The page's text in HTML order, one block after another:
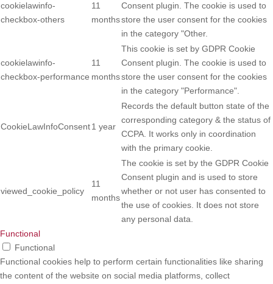
cookielawinfo-
checkbox-others
11
months
Consent plugin. The cookie is used to
store the user consent for the cookies
in the category "Other.
cookielawinfo-
checkbox-performance
11
months
This cookie is set by GDPR Cookie
Consent plugin. The cookie is used to
store the user consent for the cookies
in the category "Performance".
CookieLawInfoConsent1 year
Records the default button state of the
corresponding category & the status of
CCPA. It works only in coordination
with the primary cookie.
viewed_cookie_policy
11
months
The cookie is set by the GDPR Cookie
Consent plugin and is used to store
whether or not user has consented to
the use of cookies. It does not store
any personal data.
Functional
Functional
Functional cookies help to perform certain functionalities like sharing
the content of the website on social media platforms, collect